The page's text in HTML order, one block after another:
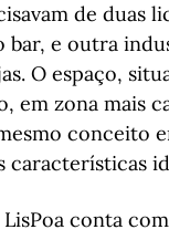
de duas
bar, e outra
O espaço,
em zona mais
conceito
características
conta